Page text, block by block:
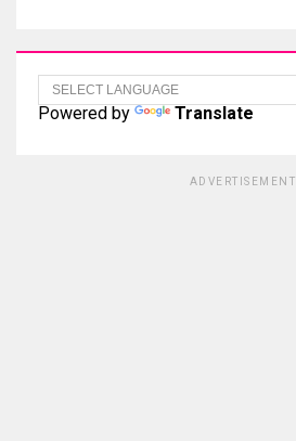
Powered by Translate
ADVERTISEMENT